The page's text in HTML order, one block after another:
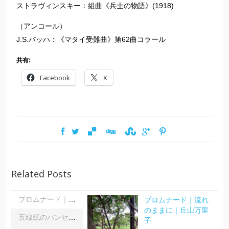
ストラヴィンスキー：組曲《兵士の物語》(1918)
（アンコール）
J.S.バッハ：《マタイ受難曲》第62曲コラール
共有:
Facebook X
Related Posts
プロムナード｜流れのままに｜丘山万里子
プロムナード｜流れ
のままに｜丘山万里
子